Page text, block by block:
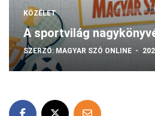
KÖZÉLET
A sportvilág
SZERZŐ: MAGYAR SZÓ ONLINE